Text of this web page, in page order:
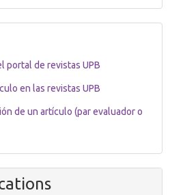
portal de revistas UPB
en las revistas UPB
de un artículo (par evaluador o